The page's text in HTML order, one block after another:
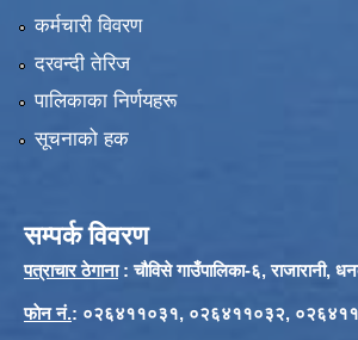
कर्मचारी विवरण
दरवन्दी तेरिज
पालिकाका निर्णयहरू
सूचनाको हक
सम्पर्क विवरण
पत्राचार ठेगाना: चौविसे गाउँपालिका-६, राजारानी,
फाेन नं.: ०२६४११०३१, ०२६४११०३२,